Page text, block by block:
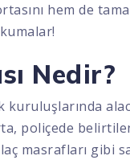
hem de
Nedir?
kuruluşlarında
poliçede
masrafları gibi